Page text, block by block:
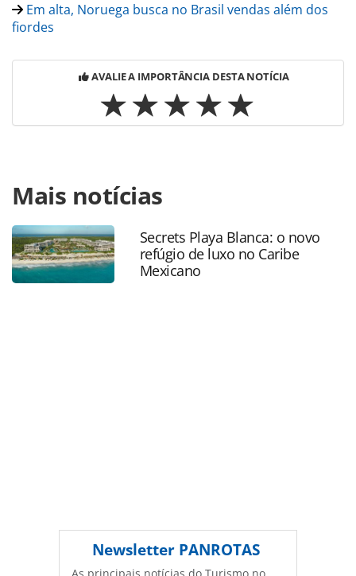
Em alta, Noruega busca no Brasil vendas além dos
fiordes
AVALIE A IMPORTÂNCIA DESTA NOTÍCIA
https://www.panrotas.com.br/noticia-
turismo/destinos/2017/10/dez-atracoes-para-curtir-com-
as-criancas-na-noruega_150217.html ou as ferramentas
oferecidas na página. Todo o conteúdo produzido pela
PANROTAS Editora é protegido pela legislação brasileira
sobre direito autoral. Não reproduza o conteúdo sem
Mais notícias
Secrets Playa Blanca: o novo
refúgio de luxo no Caribe
Mexicano
Newsletter PANROTAS